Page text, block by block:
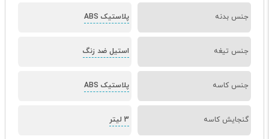
جنس بدنه پلاستیک ABS
جنس تیغه استیل ضد زنگ
جنس کاسه پلاستیک ABS
گنجایش کاسه 3 لیتر